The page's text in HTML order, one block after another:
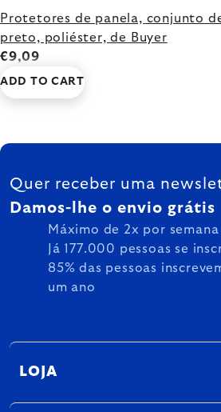
Protetores de panela, conjunto
preto, poliéster, de Buyer
€9,09
ADD TO CART
FOOTER
Quer receber uma
Damos-lhe o envio grátis
Máximo de 2x por semana
Já 177.000 pessoas se
85% das pessoas
um ano
LOJA